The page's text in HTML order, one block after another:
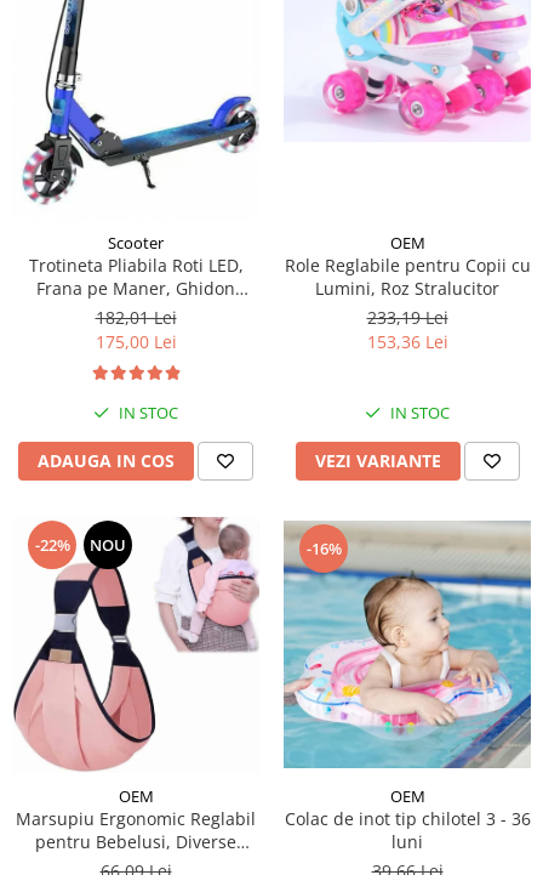
Scooter
Trotineta Pliabila Roti LED,
Frana pe Maner, Ghidon
Reglabil - Albastru
182,01 Lei
175,00 Lei
IN STOC
ADAUGA IN COS
OEM
Role Reglabile pentru Copii cu
Lumini, Roz Stralucitor
233,19 Lei
153,36 Lei
IN STOC
VEZI VARIANTE
-22% NOU
OEM
Marsupiu Ergonomic Reglabil
pentru Bebelusi, Diverse
Culori
66,09 Lei
-16%
OEM
Colac de inot tip chilotel 3 - 36
luni
39,66 Lei